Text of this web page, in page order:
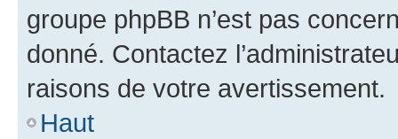
groupe phpBB n’est pas
donné. Contactez
raisons de votre avertissement.
Haut